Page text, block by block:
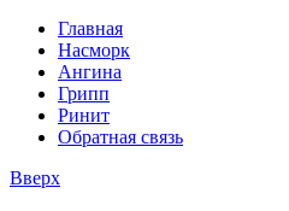
Главная
Насморк
Ангина
Грипп
Ринит
Обратная связь
Вверх